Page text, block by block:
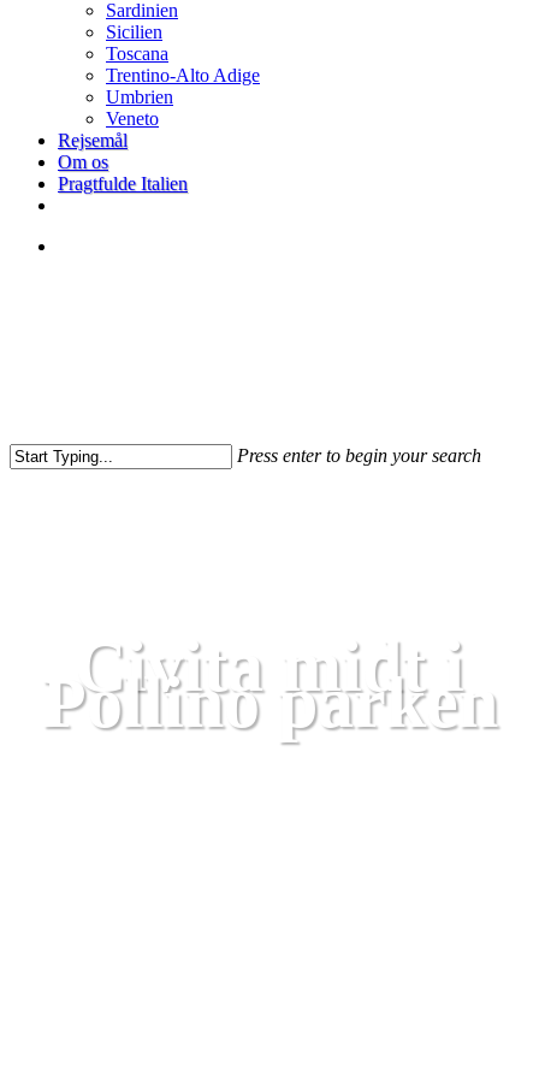
Sardinien
Sicilien
Toscana
Trentino-Alto Adige
Umbrien
Veneto
Rejsemål
Om os
Pragtfulde Italien
Press enter to begin your search
Civita midt i
Pollino parken